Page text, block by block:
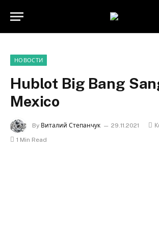
НОВОСТИ
Hublot Big Bang
Mexico
By Виталий Степанчук 29.11.2021
1 Min Read